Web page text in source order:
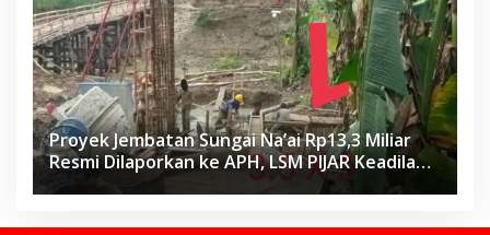
Proyek Jembatan Sungai Na’ai Rp13,3 Miliar
Resmi Dilaporkan ke APH, LSM PIJAR Keadilan
Ungkap Dugaan Penyimpangan Rp2,68 Miliar